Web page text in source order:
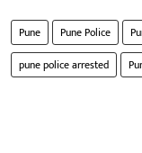
Pune Pune Police
pune police arrested